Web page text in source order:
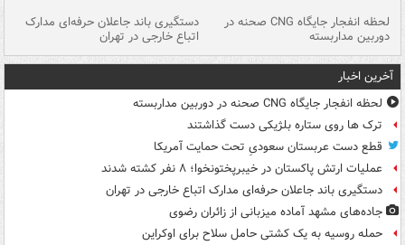
لحظه انفجار جایگاه CNG صحنه در
دوربین مداربسته
دستگیری باند جاعلان حرفه‌ای مدارک
اتباع خارجی در تهران
آخرین اخبار
لحظه انفجار جایگاه CNG صحنه در دوربین مداربسته
ترک ها روی ستاره بلژیکی دست گذاشتند
قطع دست عربستان سعودیِ تحت حمایت آمریکا
عملیات ارتش پاکستان در خیبرپختونخوا؛ ۸ نفر کشته شدند
دستگیری باند جاعلان حرفه‌ای مدارک اتباع خارجی در تهران
جاده‌های مشهد آماده میزبانی از زائران رضوی
حمله روسیه به یک کشتی حامل سلاح برای اوکراین